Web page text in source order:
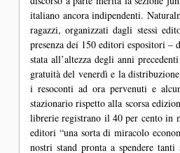
italiano ancora indipendenti.
ragazzi, organizzati dagli stessi
presenza dei 150 editori espositori
stata all’altezza degli anni
gratuità del venerdì e la
i resoconti ad ora pervenuti e
stazionario rispetto alla scorsa
librerie registrano il 40 per cento in
editori “una sorta di miracolo
nostri stand pronta a spendere